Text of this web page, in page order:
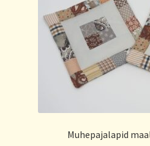
Muhepajalapid